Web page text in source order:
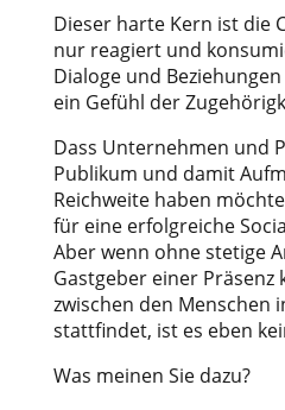
Dieser harte Kern ist die
nur reagiert und
Dialoge und
ein Gefühl der
Dass Unternehmen und
Publikum und damit
Reichweite haben
für eine erfolgreiche
Aber wenn ohne stetige
Gastgeber einer Präsenz
zwischen den Menschen
stattfindet, ist es eben
Was meinen Sie dazu?